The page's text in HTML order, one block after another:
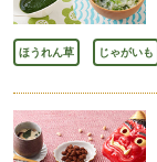
ほうれん草 じゃがいも